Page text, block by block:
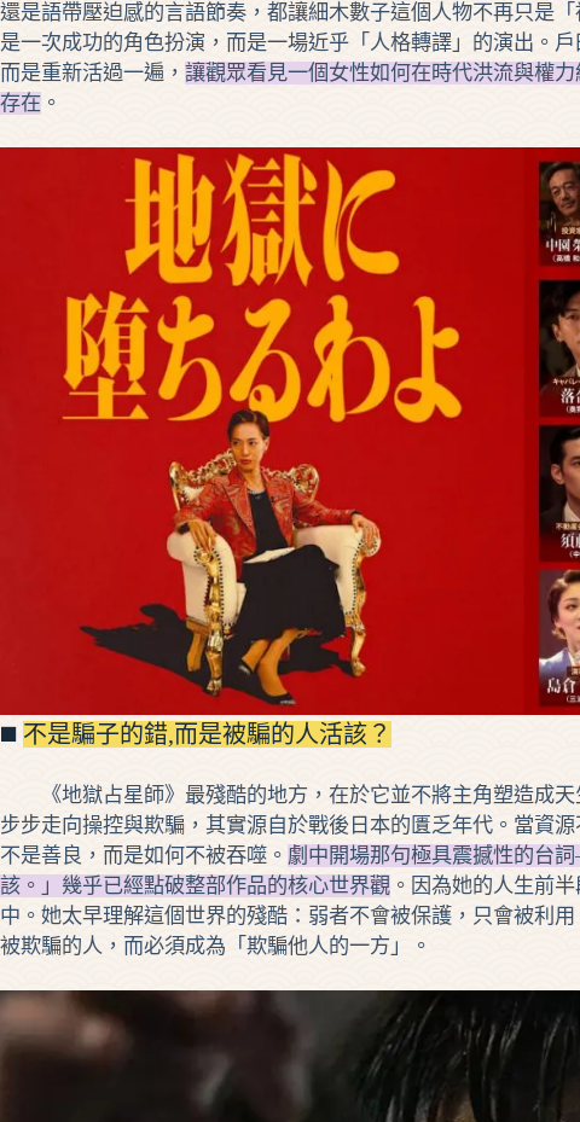
還是語帶壓迫感的言語節奏，都讓細木數子這個人物不再只是
是一次成功的角色扮演，而是一場近乎「人格轉譯」的演出。
而是重新活過一遍， 讓觀眾看見一個女性如何在時代洪流與權
存在 。
◼️ 不是騙子的錯,而是被騙的人活該？
《地獄占星師》最殘酷的地方，在於它並不將主角塑造成天
步步走向操控與欺騙，其實源自於戰後日本的匱乏年代。當資
不是善良，而是如何不被吞噬。 劇中開場那句極具震撼性的台
該。」幾乎已經點破整部作品的核心世界觀 。因為她的人生前
中。她太早理解這個世界的殘酷：弱者不會被保護，只會被利
被欺騙的人，而必須成為「欺騙他人的一方」。